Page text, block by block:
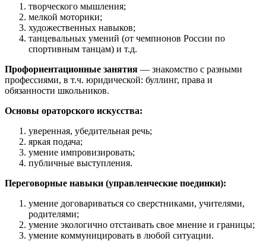
творческого мышления;
мелкой моторики;
художественных навыков;
танцевальных умений (от чемпионов России по
спортивным танцам) и т.д.
Профориентационные занятия — знакомство с разными
профессиями, в т.ч. юридической: буллинг, права и
обязанности школьников.
Основы ораторского искусства:
уверенная, убедительная речь;
яркая подача;
умение импровизировать;
публичные выступления.
Переговорные навыки (управленческие поединки):
умение договариваться со сверстниками, учителями,
родителями;
умение экологично отстаивать свое мнение и границы;
умение коммуницировать в любой ситуации.